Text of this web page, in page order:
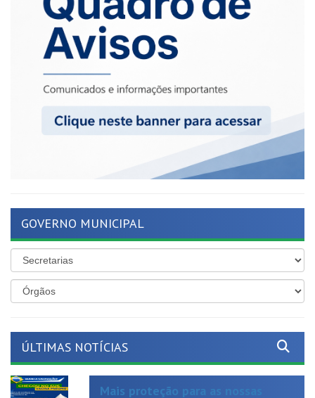
Mais proteção para as nossas
crianças!